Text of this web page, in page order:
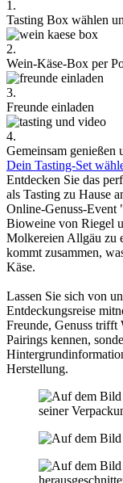
1.
Tasting Box wählen
2.
Wein-Käse-Box per
3.
Freunde einladen
4.
Gemeinsam genießen
Dein Tasting-Set
Entdecken Sie das
als Tasting zu Hause
Online-Genuss-Event
Bioweine von Riegel
Molkereien Allgäu zu
kommt zusammen,
Käse.
Lassen Sie sich von
Entdeckungsreise
Freunde, Genuss trifft
Pairings kennen,
Herstellung.